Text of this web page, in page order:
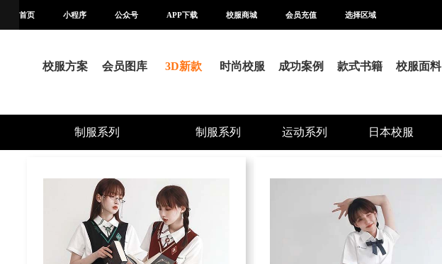
首页 小程序 公众号 APP下载 校服商城 会员充值 选择区域
校服方案 会员图库 3D新款 时尚校服 成功案例 款式书籍 校服面料
制服系列 制服系列 运动系列 日本校服